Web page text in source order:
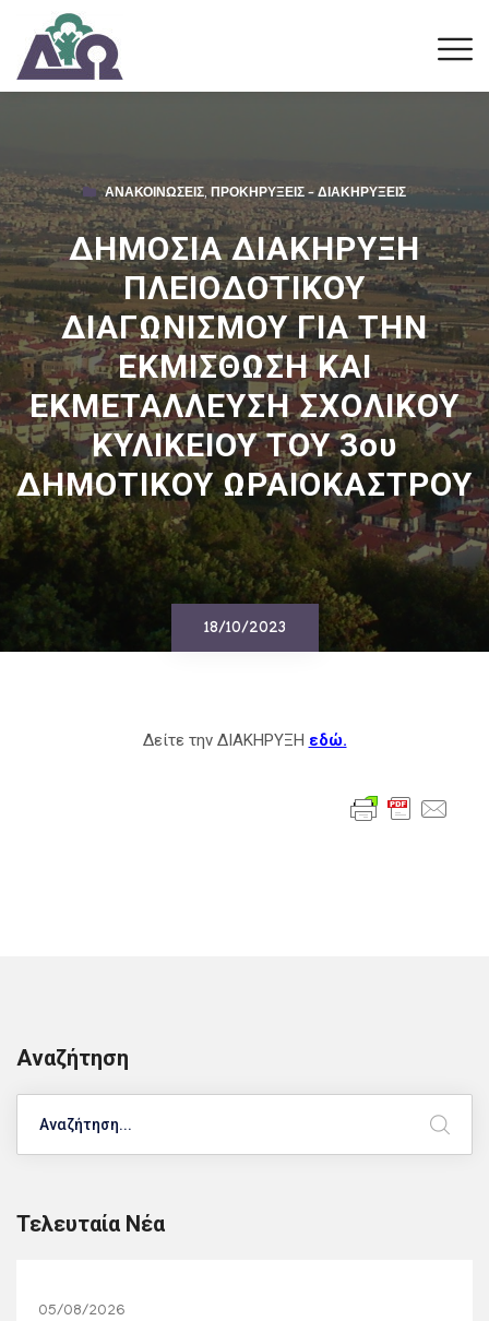
ΑΝΑΚΟΙΝΏΣΕΙΣ,ΠΡΟΚΗΡΎΞΕΙΣ – ΔΙΑΚΗΡΎΞΕΙΣ
ΔΗΜΟΣΙΑ ΔΙΑΚΗΡΥΞΗ
ΠΛΕΙΟΔΟΤΙΚΟΥ
ΔΙΑΓΩΝΙΣΜΟΥ ΓΙΑ ΤΗΝ
ΕΚΜΙΣΘΩΣΗ ΚΑΙ
ΕΚΜΕΤΑΛΛΕΥΣΗ ΣΧΟΛΙΚΟΥ
ΚΥΛΙΚΕΙΟΥ ΤΟΥ 3ου
ΔΗΜΟΤΙΚΟΥ ΩΡΑΙΟΚΑΣΤΡΟΥ
18/10/2023
Δείτε την ΔΙΑΚΗΡΥΞΗ εδώ.
Αναζήτηση
Τελευταία Νέα
05/08/2026